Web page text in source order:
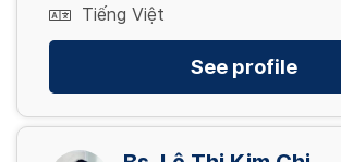
Tiếng Việt
See profile